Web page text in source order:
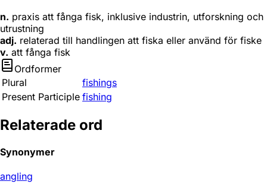
n. praxis att fånga fisk, inklusive industrin, utforskning och
utrustning
adj. relaterad till handlingen att fiska eller använd för fiske
v. att fånga fisk
Ordformer
Plural
fishings
Present Participle fishing
Relaterade ord
Synonymer
angling